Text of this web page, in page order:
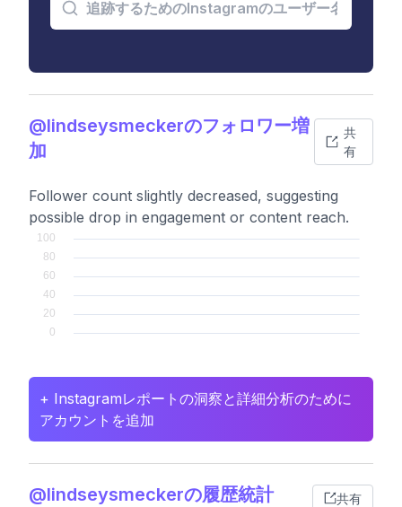
@lindseysmeckerのフォロワー増
加
共
有
Follower count slightly decreased, suggesting
possible drop in engagement or content reach.
+ Instagramレポートの洞察と詳細分析のために
アカウントを追加
@lindseysmeckerの履歴統計 共有